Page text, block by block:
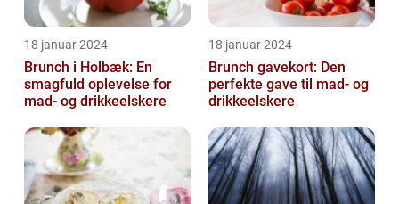
18 januar 2024
Brunch i Holbæk: En
smagfuld oplevelse for
mad- og drikkeelskere
18 januar 2024
Brunch gavekort: Den
perfekte gave til mad- og
drikkeelskere